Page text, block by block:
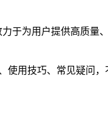
于为用户提供高质
使用技巧、常见疑问